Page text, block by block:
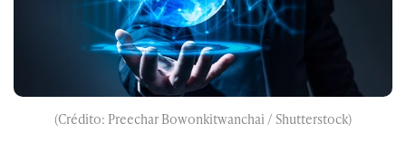
(Crédito: Preechar Bowonkitwanchai / Shutterstock)